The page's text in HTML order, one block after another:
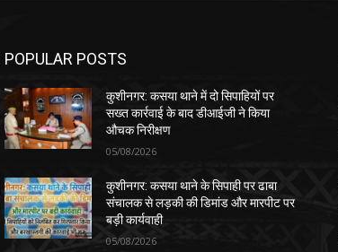
POPULAR POSTS
कुशीनगर: कसया थाने में दो सिपाहियों पर
सख्त कार्रवाई के बाद डीआईजी ने किया
औचक निरीक्षण
05/08/2026
कुशीनगर: कसया थाने के सिपाही पर ढाबा
संचालक से लड़की की डिमांड और मारपीट पर
बड़ी कार्यवाही
05/08/2026